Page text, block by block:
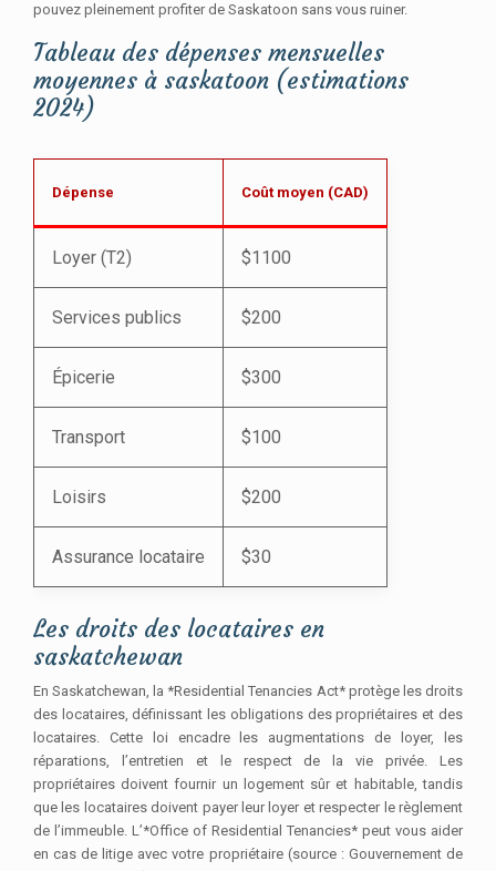
pouvez pleinement profiter de Saskatoon sans vous ruiner.
Tableau des dépenses mensuelles
moyennes à saskatoon (estimations
2024)
Dépense Coût moyen (CAD)
Loyer (T2) $1100
Services publics $200
Épicerie $300
Transport $100
Loisirs $200
Assurance locataire $30
Les droits des locataires en
saskatchewan
En Saskatchewan, la *Residential Tenancies Act* protège les droits
des locataires, définissant les obligations des propriétaires et des
locataires. Cette loi encadre les augmentations de loyer, les
réparations, l’entretien et le respect de la vie privée. Les
propriétaires doivent fournir un logement sûr et habitable, tandis
que les locataires doivent payer leur loyer et respecter le règlement
de l’immeuble. L’*Office of Residential Tenancies* peut vous aider
en cas de litige avec votre propriétaire (source : Gouvernement de